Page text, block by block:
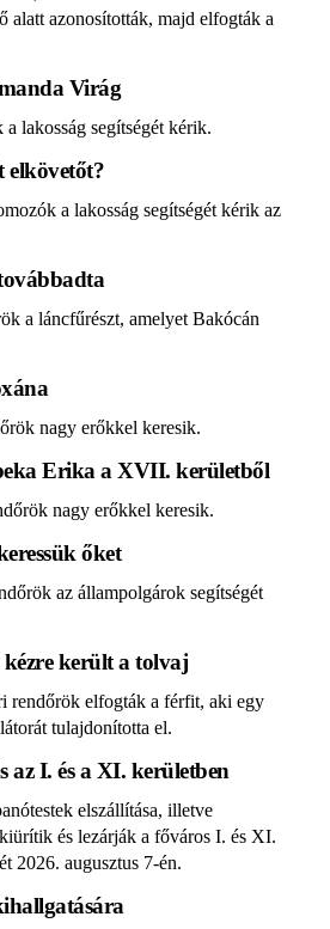
alatt azonosították, majd elfogták a
Virág
lakosság segítségét kérik.
elkövetőt?
a lakosság segítségét kérik az
a láncfűrészt, amelyet Bakócán
nagy erőkkel keresik.
Erika a XVII. kerületből
nagy erőkkel keresik.
őket
az állampolgárok segítségét
került a tolvaj
rendőrök elfogták a férfit, aki egy
tulajdonította el.
az I. és a XI. kerületben
elszállítása, illetve
és lezárják a főváros I. és XI.
2026. augusztus 7-én.